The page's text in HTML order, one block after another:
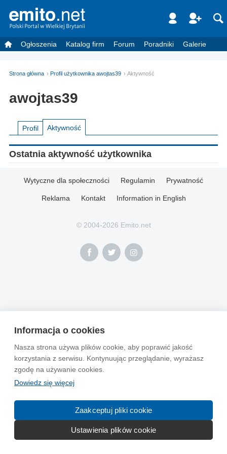
Informacja o cookies
Nasza strona używa plików cookie, aby poprawić jakość
korzystania z serwisu. Kontynuując przeglądanie, wyrażasz
zgodę na używanie cookies.
Dowiedz się więcej
Zaakceptuj pliki cookie
Ustawienia plików cookie
Ogłoszenia Katalog firm Forum Poradniki Galerie
Strona główna Profil użytkownika awojtas39 Aktywność
awojtas39
Profil Aktywność
Ostatnia aktywność użytkownika
Wytyczne dla społeczności Regulamin Prywatność
Reklama Kontakt Information in English
© 2004-2026 Emito.net